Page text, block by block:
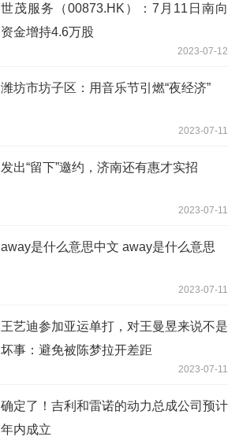
世茂服务（00873.HK）：7月11日南向
资金增持4.6万股
2023-07-12
潍坊市坊子区：用音乐节引燃“夜经济”
2023-07-11
发出“留下”邀约，济南还有惠才实招
2023-07-11
away是什么意思中文 away是什么意思
2023-07-11
王艺迪参加亚运单打，对王曼昱来说不是
坏事：避免被陈梦拉开差距
2023-07-11
确定了！吉利和雷诺的动力总成公司预计
年内成立